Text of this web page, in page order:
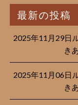
最新の投稿
2025年11月29日
き
2025年11月06日
き